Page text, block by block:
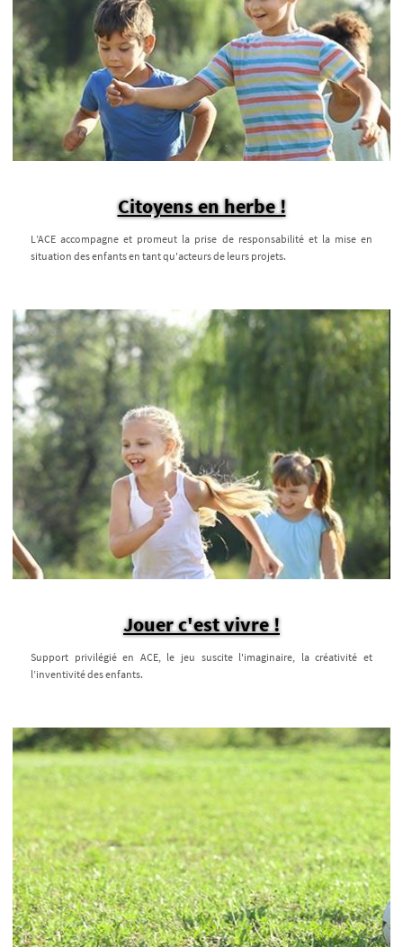
Citoyens en herbe !
L’ACE accompagne et promeut la prise de responsabilité et la mise en
situation des enfants en tant qu'acteurs de leurs projets.
Jouer c'est vivre !
Support privilégié en ACE, le jeu suscite l'imaginaire, la créativité et
l’inventivité des enfants.